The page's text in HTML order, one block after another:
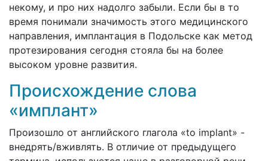
некому, и про них надолго забыли. Если бы в то
время понимали значимость этого медицинского
направления, имплантация в Подольске как метод
протезирования сегодня стояла бы на более
высоком уровне развития.
Происхождение слова
«имплант»
Произошло от английского глагола «to implant» -
внедрять/вживлять. В отличие от предыдущего